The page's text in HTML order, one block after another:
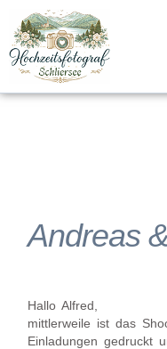
Inhalt
springen
Andreas
Hallo Alfred,
mittlerweile ist das
Einladungen gedruckt